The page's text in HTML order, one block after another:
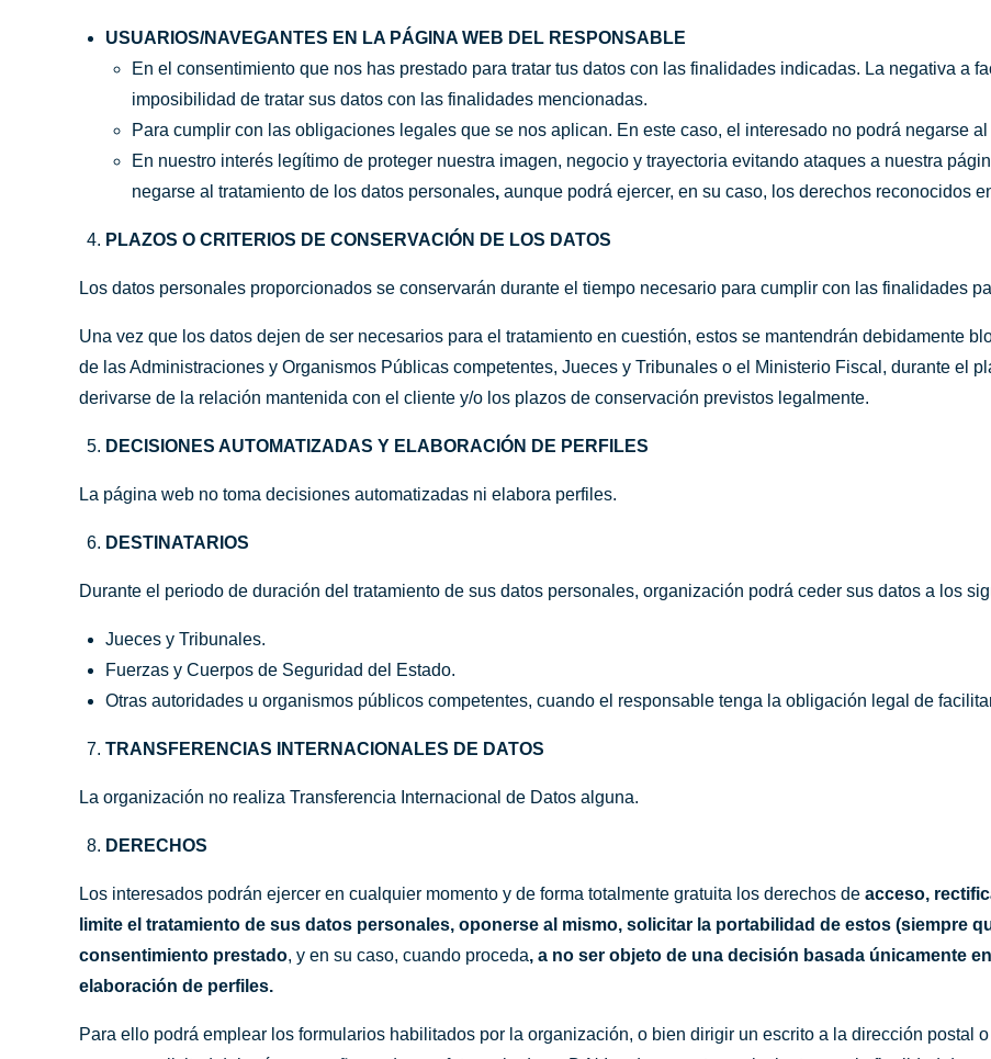
USUARIOS/NAVEGANTES EN LA PÁGINA WEB DEL RESPONSABLE
En el consentimiento que nos has prestado para tratar tus datos con las finalidades indicadas. La negativa a
imposibilidad de tratar sus datos con las finalidades mencionadas.
Para cumplir con las obligaciones legales que se nos aplican. En este caso, el interesado no podrá negarse
En nuestro interés legítimo de proteger nuestra imagen, negocio y trayectoria evitando ataques a nuestra
negarse al tratamiento de los datos personales, aunque podrá ejercer, en su caso, los derechos reconocidos
PLAZOS O CRITERIOS DE CONSERVACIÓN DE LOS DATOS
Los datos personales proporcionados se conservarán durante el tiempo necesario para cumplir con las finalidades
Una vez que los datos dejen de ser necesarios para el tratamiento en cuestión, estos se mantendrán debidamente
de las Administraciones y Organismos Públicas competentes, Jueces y Tribunales o el Ministerio Fiscal, durante el
derivarse de la relación mantenida con el cliente y/o los plazos de conservación previstos legalmente.
DECISIONES AUTOMATIZADAS Y ELABORACIÓN DE PERFILES
La página web no toma decisiones automatizadas ni elabora perfiles.
DESTINATARIOS
Durante el periodo de duración del tratamiento de sus datos personales, organización podrá ceder sus datos a los
Jueces y Tribunales.
Fuerzas y Cuerpos de Seguridad del Estado.
Otras autoridades u organismos públicos competentes, cuando el responsable tenga la obligación legal de
TRANSFERENCIAS INTERNACIONALES DE DATOS
La organización no realiza Transferencia Internacional de Datos alguna.
DERECHOS
Los interesados podrán ejercer en cualquier momento y de forma totalmente gratuita los derechos de acceso,
limite el tratamiento de sus datos personales, oponerse al mismo, solicitar la portabilidad de estos (siempre
consentimiento prestado, y en su caso, cuando proceda, a no ser objeto de una decisión basada únicamente
elaboración de perfiles.
Para ello podrá emplear los formularios habilitados por la organización, o bien dirigir un escrito a la dirección postal